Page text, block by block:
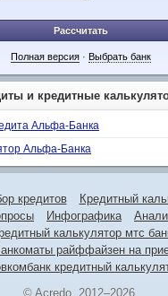
Рассчитать
Полная версия· Выбрать банк
и кредитные
Альфа-Банка
Альфа-Банка
кредитов Кредитный
Инфографика
калькулятор мтс
райффайзен на
кредитный
© Acredo, 2012–2026.